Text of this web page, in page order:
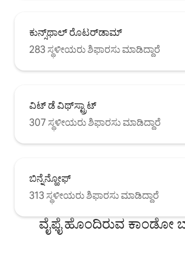
ಕುನ್ಸ್‌ಥಾಲ್ ರೊಟರ್‌ಡಾಮ್
283 ಸ್ಥಳೀಯರು ಶಿಫಾರಸು ಮಾಡಿದ್ದಾರೆ
ವಿಟ್ ಡೆ ವಿಥ್‌ಸ್ಟ್ರಾಟ್
307 ಸ್ಥಳೀಯರು ಶಿಫಾರಸು ಮಾಡಿದ್ದಾರೆ
ಬಿನ್ನೆನ್ಹೋಫ್
313 ಸ್ಥಳೀಯರು ಶಿಫಾರಸು ಮಾಡಿದ್ದಾರೆ
ವೈಫೈ ಹೊಂದಿರುವ ಕಾಂಡೋ